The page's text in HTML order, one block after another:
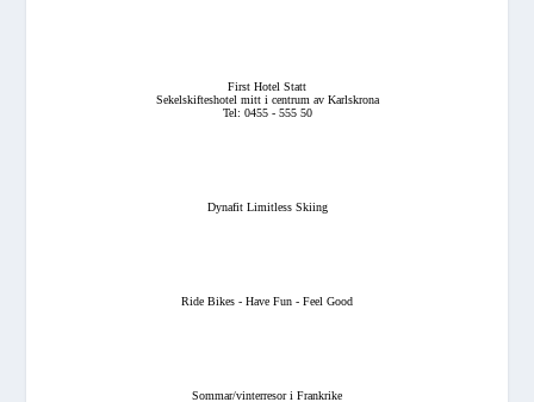
First Hotel Statt
Sekelskifteshotel mitt i centrum av Karlskrona
Tel: 0455 - 555 50
Dynafit Limitless Skiing
Ride Bikes - Have Fun - Feel Good
Sommar/vinterresor i Frankrike